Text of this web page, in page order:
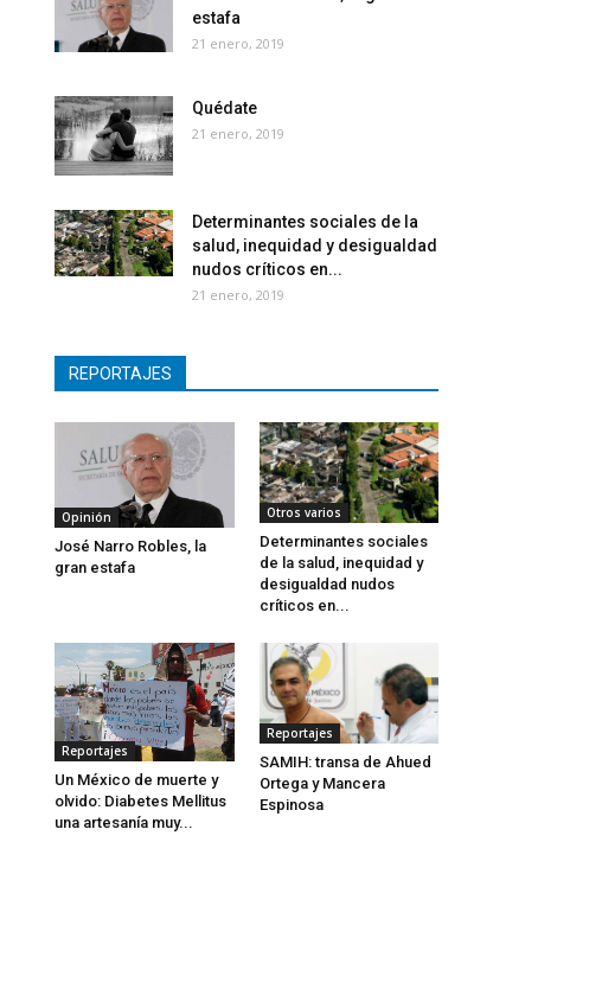
estafa
21 enero, 2019
Quédate
21 enero, 2019
Determinantes sociales de la
salud, inequidad y desigualdad
nudos críticos en...
21 enero, 2019
REPORTAJES
Opinión
José Narro Robles, la
gran estafa
Otros varios
Determinantes sociales
de la salud, inequidad y
desigualdad nudos
críticos en...
Reportajes
Un México de muerte y
olvido: Diabetes Mellitus
una artesanía muy...
Reportajes
SAMIH: transa de Ahued
Ortega y Mancera
Espinosa